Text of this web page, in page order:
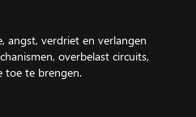
angst, verdriet en verlangen
overbelast circuits,
toe te brengen.
en het kan het verschil